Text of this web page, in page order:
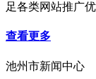
足各类网站推广
查看更多
池州市新闻中心